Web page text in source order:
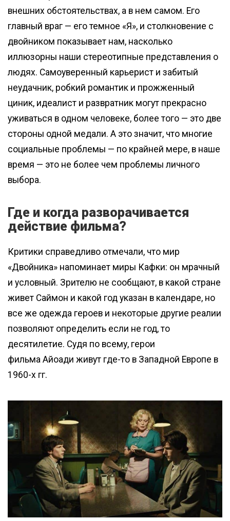
внешних обстоятельствах, а в нем самом. Его
главный враг — его темное «Я», и столкновение с
двойником показывает нам, насколько
иллюзорны наши стереотипные представления о
людях. Самоуверенный карьерист и забитый
неудачник, робкий романтик и прожженный
циник, идеалист и развратник могут прекрасно
уживаться в одном человеке, более того — это две
стороны одной медали. А это значит, что многие
социальные проблемы — по крайней мере, в наше
время — это не более чем проблемы личного
выбора.
Где и когда разворачивается
действие фильма?
Критики справедливо отмечали, что мир
«Двойника» напоминает миры Кафки: он мрачный
и условный. Зрителю не сообщают, в какой стране
живет Саймон и какой год указан в календаре, но
все же одежда героев и некоторые другие реалии
позволяют определить если не год, то
десятилетие. Судя по всему, герои
фильма Айоади живут где-то в Западной Европе в
1960-х гг.